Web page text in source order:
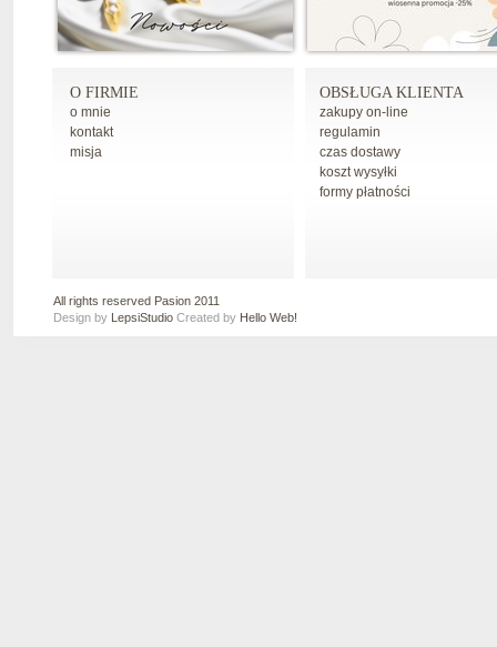
O FIRMIE
o mnie
kontakt
misja
OBSŁUGA KLIENTA
zakupy on-line
regulamin
czas dostawy
koszt wysyłki
formy płatności
All rights reserved Pasion 2011
Design by LepsiStudio Created by Hello Web!